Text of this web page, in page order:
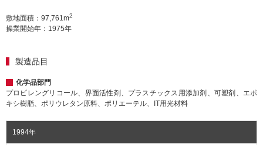
敷地面積：97,761m2
操業開始年：1975年
製造品目
化学品部門
プロピレングリコール、界面活性剤、プラスチックス用添加剤、可塑剤、エポ
キシ樹脂、ポリウレタン原料、ポリエーテル、IT用光材料
1994年